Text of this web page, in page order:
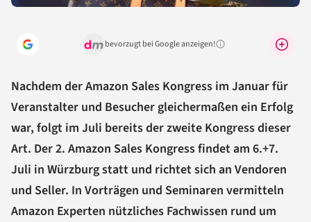
bevorzugt bei Google anzeigen!Warum lohnt sich das?
Nachdem der Amazon Sales Kongress im Januar für
Veranstalter und Besucher gleichermaßen ein Erfolg
war, folgt im Juli bereits der zweite Kongress dieser
Art. Der 2. Amazon Sales Kongress findet am 6.+7.
Juli in Würzburg statt und richtet sich an Vendoren
und Seller. In Vorträgen und Seminaren vermitteln
Amazon Experten nützliches Fachwissen rund um